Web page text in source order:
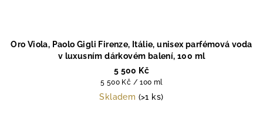
Oro Viola, Paolo Gigli Firenze, Itálie, unisex parfémová voda
v luxusním dárkovém balení, 100 ml
5 500 Kč
Měrná
cena:
5 500 Kč / 100 ml
Skladem (>1 ks)